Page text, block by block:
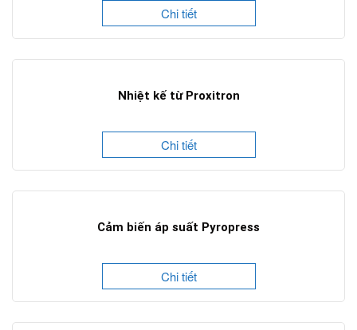
Chi tiết
Nhiệt kế từ Proxitron
Chi tiết
Cảm biến áp suất Pyropress
Chi tiết